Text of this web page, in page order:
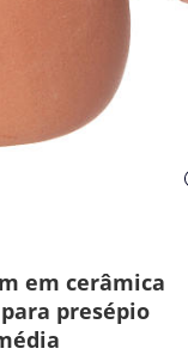
em cerâmica
presépio